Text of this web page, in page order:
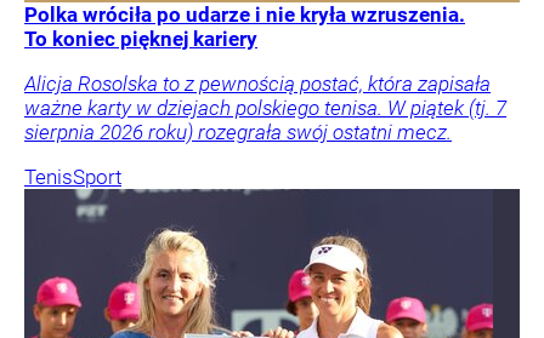
Polka wróciła po udarze i nie kryła wzruszenia.
To koniec pięknej kariery
Alicja Rosolska to z pewnością postać, która zapisała
ważne karty w dziejach polskiego tenisa. W piątek (tj. 7
sierpnia 2026 roku) rozegrała swój ostatni mecz.
TenisSport